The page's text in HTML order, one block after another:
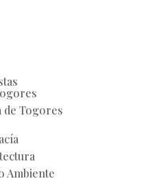
de Togores
Ambiente